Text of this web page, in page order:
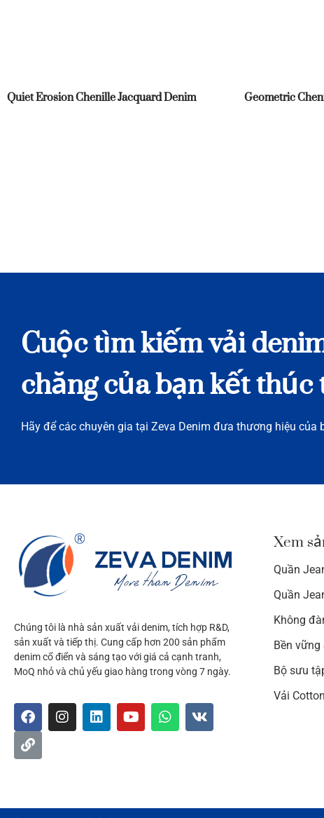
Quiet Erosion Chenille Jacquard Denim Geometric
Cuộc tìm kiếm vải
chăng của bạn kết
Hãy để các chuyên gia tại Zeva Denim đưa thương hiệu
Chúng tôi là nhà sản xuất vải denim, tích hợp R&D,
sản xuất và tiếp thị. Cung cấp hơn 200 sản phẩm
denim cổ điển và sáng tạo với giá cả cạnh tranh,
MoQ nhỏ và chủ yếu giao hàng trong vòng 7 ngày.
Xem
Quần
Quần
Không
Bền
Bộ sưu
Vải Cotton